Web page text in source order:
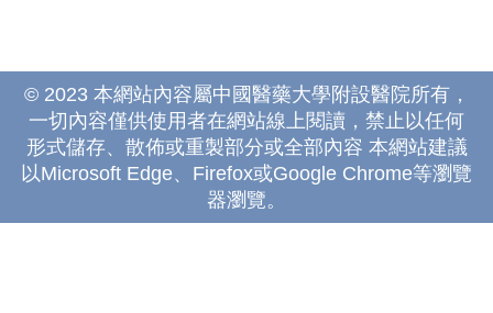
© 2023 本網站內容屬中國醫藥大學附設醫院所有，
一切內容僅供使用者在網站線上閱讀，禁止以任何
形式儲存、散佈或重製部分或全部內容 本網站建議
以Microsoft Edge、Firefox或Google Chrome等瀏覽
器瀏覽。